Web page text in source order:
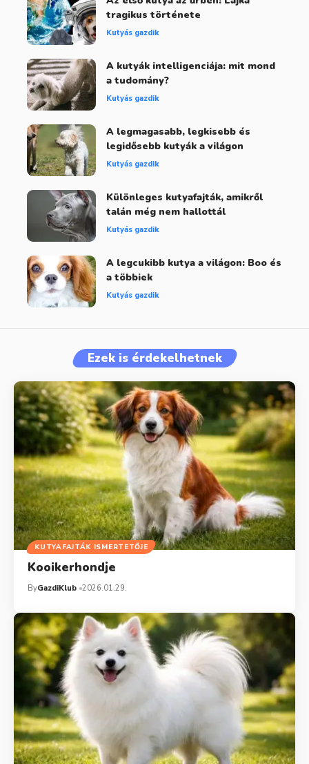
tragikus története
Kutyás gazdik
A kutyák intelligenciája: mit mond
a tudomány?
Kutyás gazdik
A legmagasabb, legkisebb és
legidősebb kutyák a világon
Kutyás gazdik
Különleges kutyafajták, amikről
talán még nem hallottál
Kutyás gazdik
A legcukibb kutya a világon: Boo és
a többiek
Kutyás gazdik
Ezek is érdekelhetnek
KUTYAFAJTÁK ISMERTETŐJE
Kooikerhondje
ByGazdiKlub 2026.01.29.